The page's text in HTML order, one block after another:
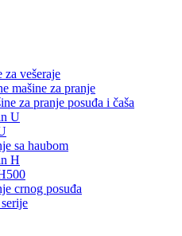
za vešeraje
mašine za pranje
za pranje posuđa i čaša
U
sa haubom
H
crnog posuđa